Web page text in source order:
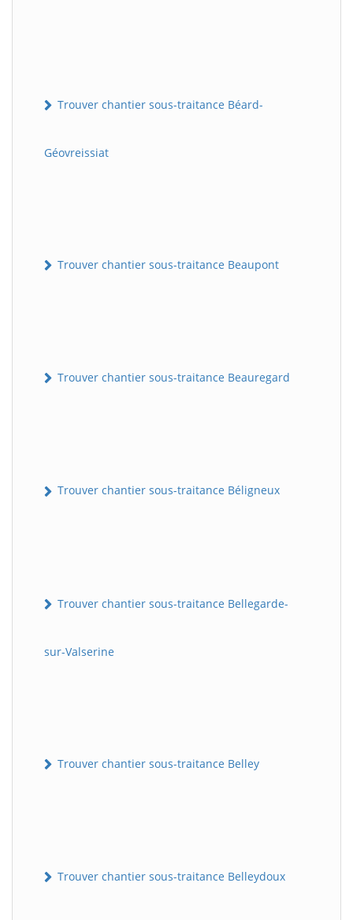
Trouver chantier sous-traitance Béard-
Géovreissiat
Trouver chantier sous-traitance Beaupont
Trouver chantier sous-traitance Beauregard
Trouver chantier sous-traitance Béligneux
Trouver chantier sous-traitance Bellegarde-
sur-Valserine
Trouver chantier sous-traitance Belley
Trouver chantier sous-traitance Belleydoux